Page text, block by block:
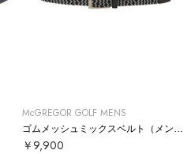
McGREGOR GOLF MENS
￥9,900